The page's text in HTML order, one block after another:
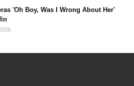
'Oh Boy, Was I Wrong About Her'